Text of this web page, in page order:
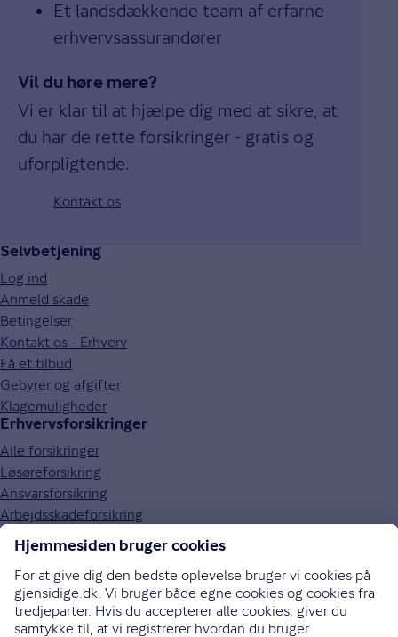
Et landsdækkende team af erfarne
erhvervsassurandører
Vil du høre mere?
Vi er klar til at hjælpe dig med at sikre, at
du har de rette forsikringer - gratis og
uforpligtende.
Kontakt os
Selvbetjening
Log ind
Anmeld skade
Betingelser
Kontakt os - Erhverv
Få et tilbud
Gebyrer og afgifter
Klagemuligheder
Erhvervsforsikringer
Alle forsikringer
Løsøreforsikring
Ansvarsforsikring
Arbejdsskadeforsikring
Autoforsikring
Sundhedsforsikring
Om Gjensidige
Om os
Job og karriere